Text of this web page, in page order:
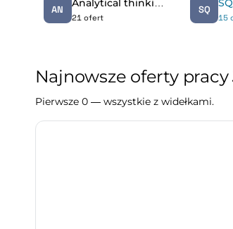
AN
21 ofert
SQ
15
Najnowsze oferty pracy
Pierwsze 0 — wszystkie z widełkami.